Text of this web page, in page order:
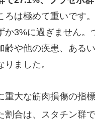
ろは極めて重いです
か3%に過ぎません
齢や他の疾患、ある
りました。
重大な筋肉損傷の指
割合は、スタチン群